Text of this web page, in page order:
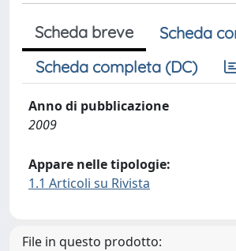
Scheda breve
Scheda
Scheda completa (DC)
Anno di pubblicazione
2009
Appare nelle tipologie:
1.1 Articoli su Rivista
File in questo prodotto: